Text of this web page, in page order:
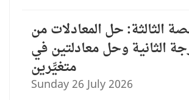
الثالثة: حل المعادلات من
الثانية وحل معادلتين في
متغيِّرين
Sunday 26 July 2026